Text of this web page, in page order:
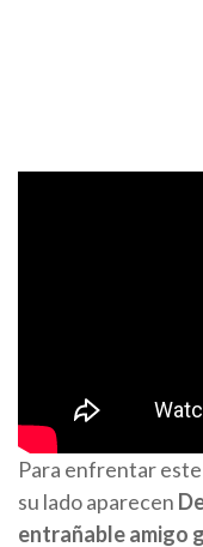
Para enfrentar
su lado aparecen
entrañable amigo